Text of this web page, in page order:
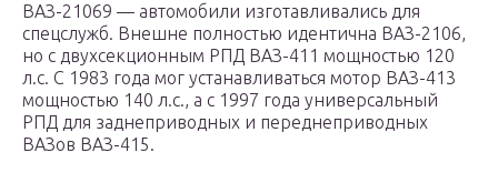
ВАЗ-21069 — автомобили изготавливались для
спецслужб. Внешне полностью идентична ВАЗ-2106,
но с двухсекционным РПД ВАЗ-411 мощностью 120
л.с. С 1983 года мог устанавливаться мотор ВАЗ-413
мощностью 140 л.с., а с 1997 года универсальный
РПД для заднеприводных и переднеприводных
ВАЗов ВАЗ-415.